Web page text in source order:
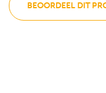
BEOORDEEL DIT